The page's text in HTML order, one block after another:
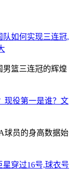
队如何实现三连冠,
男篮三连冠的辉煌
现役第一是谁？文
球员的身高数据始
穿过16号,球衣号